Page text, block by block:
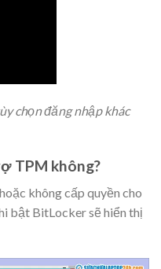
chọn đăng nhập khác
TPM không?
không cấp quyền cho
bật BitLocker sẽ hiển thị